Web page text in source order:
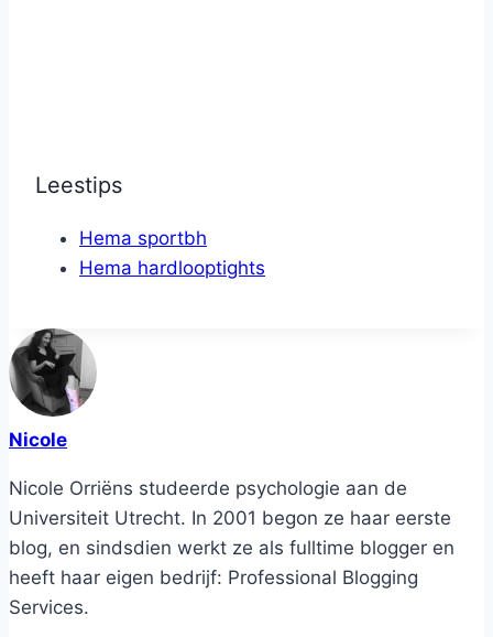
Leestips
Hema sportbh
Hema hardlooptights
Nicole
Nicole Orriëns studeerde psychologie aan de
Universiteit Utrecht. In 2001 begon ze haar eerste
blog, en sindsdien werkt ze als fulltime blogger en
heeft haar eigen bedrijf: Professional Blogging
Services.